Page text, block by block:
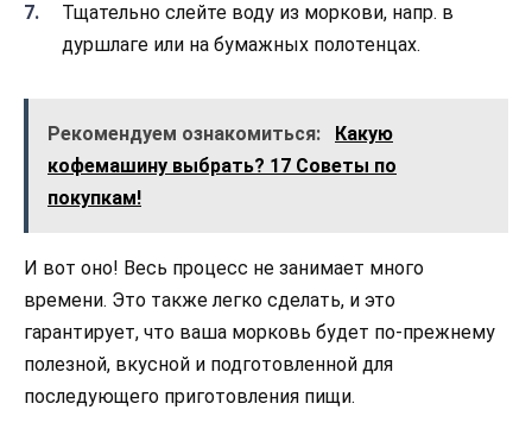
Тщательно слейте воду из моркови, напр. в
дуршлаге или на бумажных полотенцах.
Рекомендуем ознакомиться:
Какую
кофемашину выбрать? 17 Советы по
покупкам!
И вот оно! Весь процесс не занимает много
времени. Это также легко сделать, и это
гарантирует, что ваша морковь будет по-прежнему
полезной, вкусной и подготовленной для
последующего приготовления пищи.